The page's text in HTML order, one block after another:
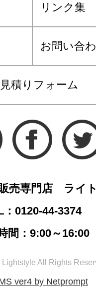
リンク集
お問い合
積りフォーム
売専門店 ライ
：0120-44-3374
間：9:00～16:00
Lightstyle All Rights
ver4 by Netprompt